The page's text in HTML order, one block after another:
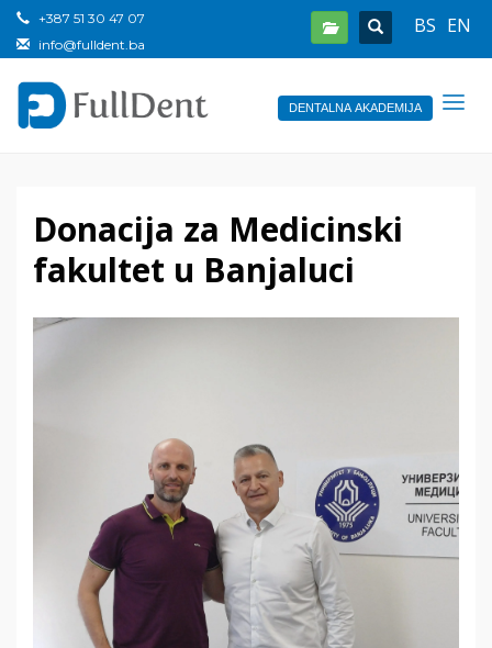
BS EN
+387 51 30 47 07
info@fulldent.ba
DENTALNA AKADEMIJA
Donacija za Medicinski
fakultet u Banjaluci